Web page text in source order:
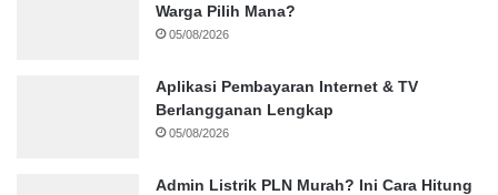
Warga Pilih Mana?
05/08/2026
Aplikasi Pembayaran Internet & TV
Berlangganan Lengkap
05/08/2026
Admin Listrik PLN Murah? Ini Cara Hitung